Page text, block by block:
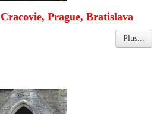
Cracovie, Prague, Bratislava
Plus...